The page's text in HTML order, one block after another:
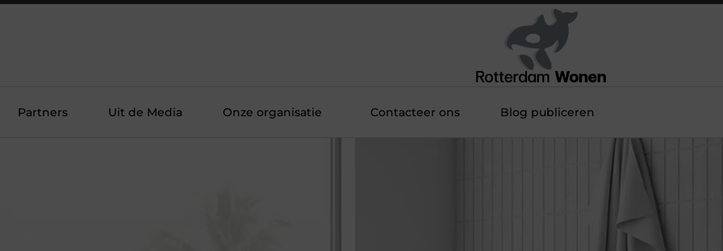
Partners Uit de Media Onze organisatie Contacteer ons Blog publiceren